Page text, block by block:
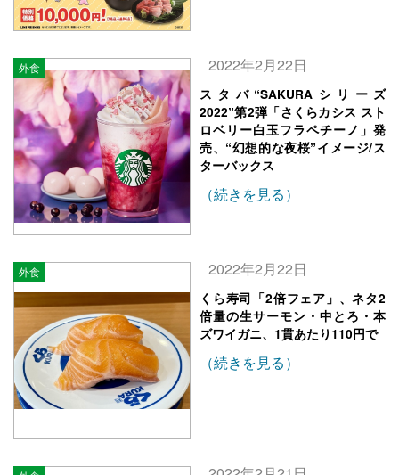
外食 2022年2月22日
スタバ“SAKURAシリーズ
2022”第2弾「さくらカシス スト
ロベリー白玉フラペチーノ」発
売、“幻想的な夜桜”イメージ/ス
ターバックス
（続きを見る）
外食 2022年2月22日
くら寿司「2倍フェア」、ネタ2
倍量の生サーモン・中とろ・本
ズワイガニ、1貫あたり110円で
（続きを見る）